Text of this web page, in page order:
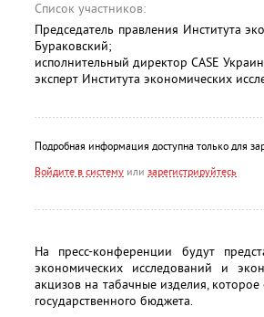
Список участников:
Председатель правления Института
Бураковский;
исполнительный директор CASE
эксперт Института экономических
Подробная информация доступна только для
Войдите в систему или зарегистрируйтесь
На пресс-конференции будут
экономических исследований и
акцизов на табачные изделия,
государственного бюджета.